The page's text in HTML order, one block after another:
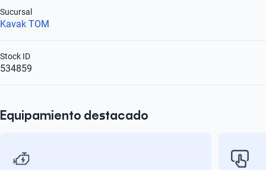
Kavak TOM
Sucursal
534859
Stock ID
Equipamiento destacado